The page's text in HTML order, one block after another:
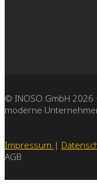
© INOSO GmbH 2026
moderne
Impressum |
AGB